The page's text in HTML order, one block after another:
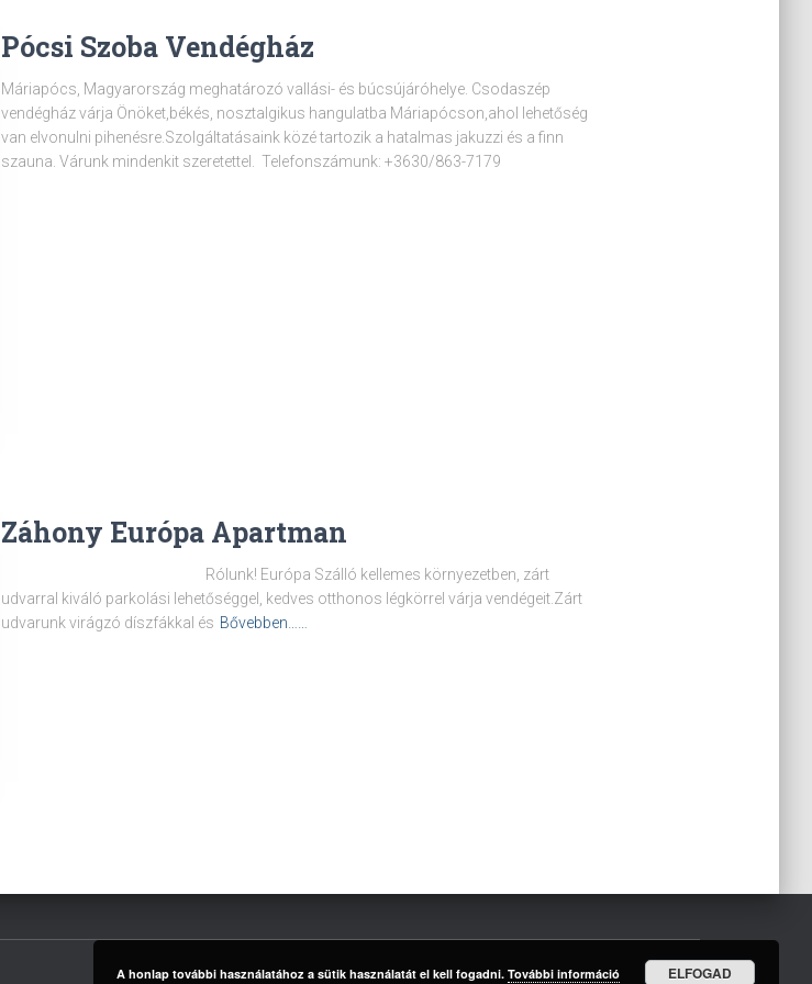
Pócsi Szoba Vendégház
Máriapócs, Magyarország meghatározó vallási- és búcsújáróhelye. Csodaszép
vendégház várja Önöket,békés, nosztalgikus hangulatba Máriapócson,ahol lehetőség
van elvonulni pihenésre.Szolgáltatásaink közé tartozik a hatalmas jakuzzi és a finn
szauna. Várunk mindenkit szeretettel. Telefonszámunk: +3630/863-7179
Záhony Európa Apartman
Rólunk! Európa Szálló kellemes környezetben, zárt
udvarral kiváló parkolási lehetőséggel, kedves otthonos légkörrel várja vendégeit.Zárt
udvarunk virágzó díszfákkal és Bővebben……
A honlap további használatához a sütik használatát el kell fogadni. További információ ELFOGAD